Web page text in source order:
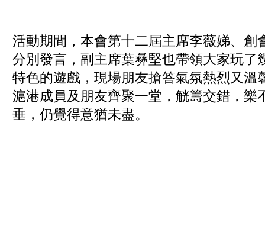
活動期間，本會第十二屆主席李薇娣、創
分別發言，副主席葉彝堅也帶領大家玩了
特色的遊戲，現場朋友搶答氣氛熱烈又溫
滬港成員及朋友齊聚一堂，觥籌交錯，樂
垂，仍覺得意猶未盡。